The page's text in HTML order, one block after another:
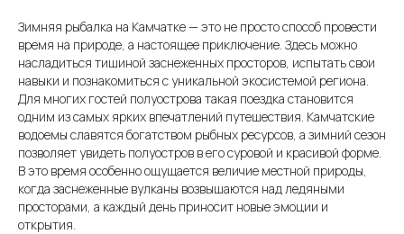
Зимняя рыбалка на Камчатке — это не просто способ провести
время на природе, а настоящее приключение. Здесь можно
насладиться тишиной заснеженных просторов, испытать свои
навыки и познакомиться с уникальной экосистемой региона.
Для многих гостей полуострова такая поездка становится
одним из самых ярких впечатлений путешествия. Камчатские
водоемы славятся богатством рыбных ресурсов, а зимний сезон
позволяет увидеть полуостров в его суровой и красивой форме.
В это время особенно ощущается величие местной природы,
когда заснеженные вулканы возвышаются над ледяными
просторами, а каждый день приносит новые эмоции и
открытия.